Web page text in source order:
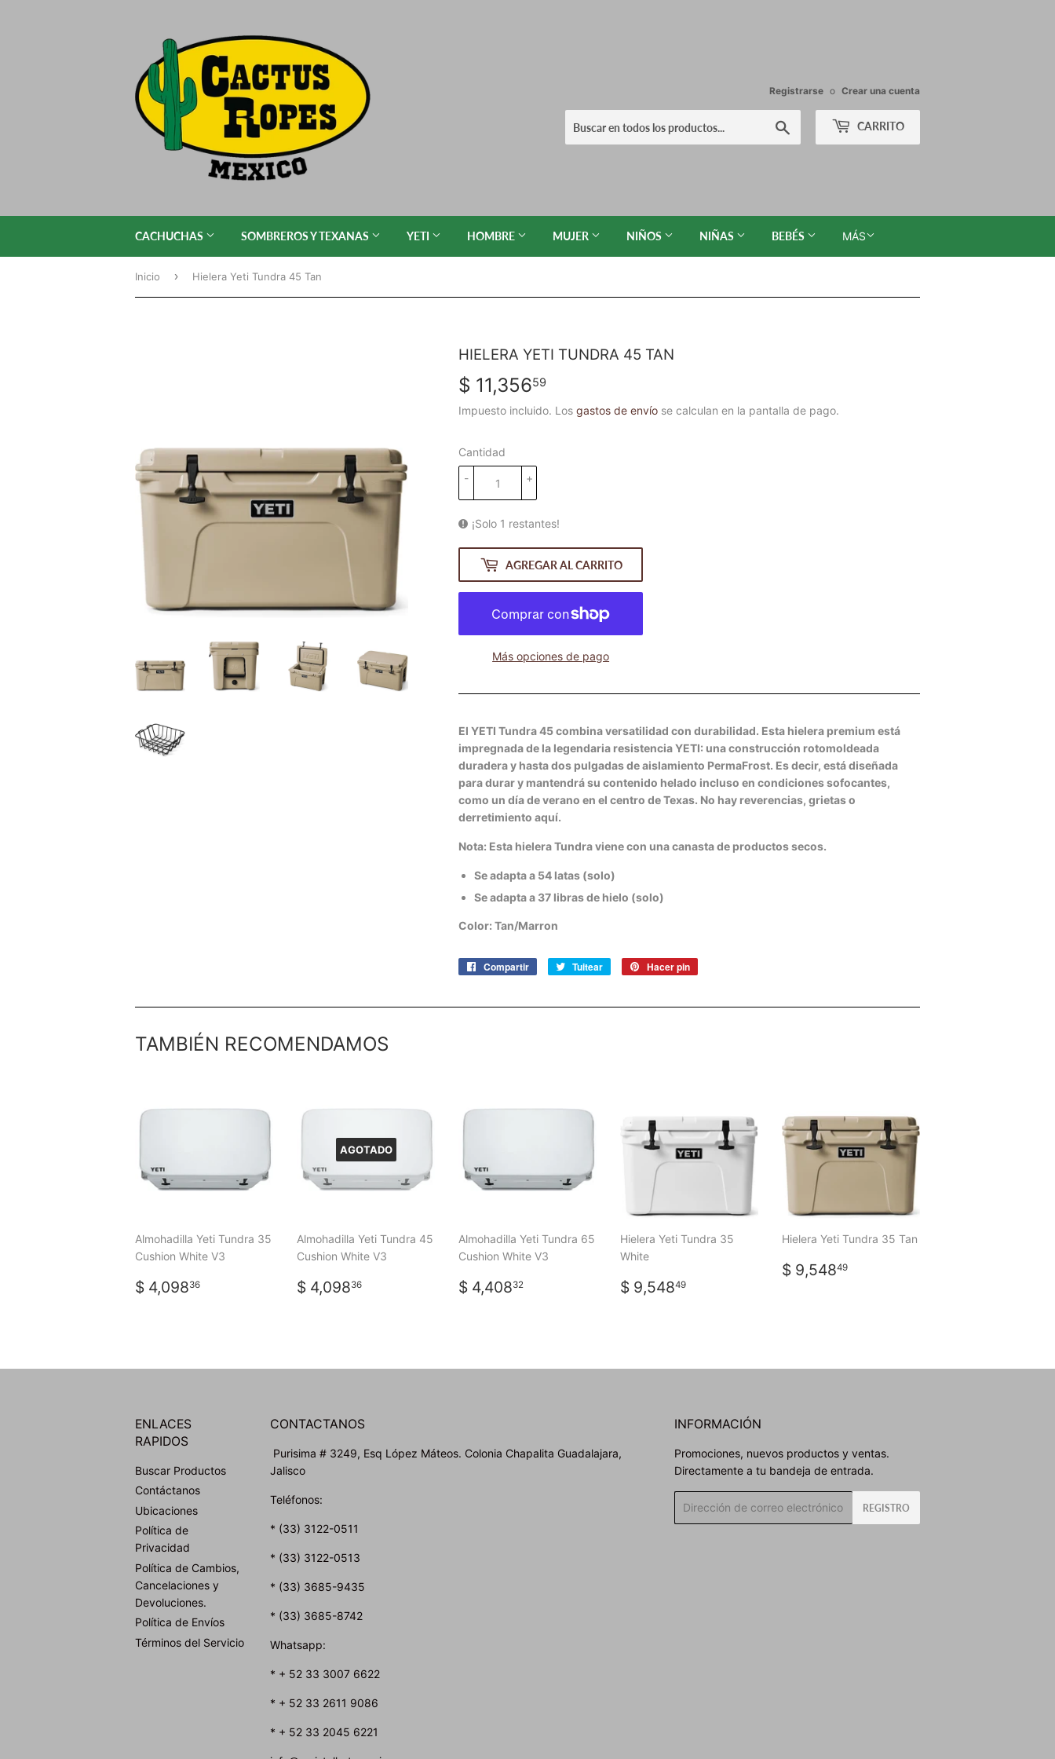
Registrarse o Crear una cuenta
CARRITO
CACHUCHAS SOMBREROS Y TEXANAS YETI HOMBRE MUJER NIÑOS NIÑAS BEBÉS MÁS
Inicio › Hielera Yeti Tundra 45 Tan
HIELERA YETI TUNDRA 45 TAN
$ 11,35659
11,356.59
Impuesto incluido. Los gastos de envío se calculan en la pantalla de pago.
Cantidad
+
-
¡Solo 1 restantes!
AGREGAR AL CARRITO
Más opciones de pago
El YETI Tundra 45 combina versatilidad con durabilidad. Esta hielera premium está
impregnada de la legendaria resistencia YETI: una construcción rotomoldeada
duradera y hasta dos pulgadas de aislamiento PermaFrost. Es decir, está diseñada
para durar y mantendrá su contenido helado incluso en condiciones sofocantes,
como un día de verano en el centro de Texas. No hay reverencias, grietas o
derretimiento aquí.
Nota: Esta hielera Tundra viene con una canasta de productos secos.
Se adapta a 54 latas (solo)
Se adapta a 37 libras de hielo (solo)
Color: Tan/Marron
Compartir
CompartirTuitear
Tuitear Hacer pin
TAMBIÉN RECOMENDAMOS
Almohadilla Yeti Tundra 35
Cushion White V3
PRECIO
HABITUAL
$ 4,09836
AGOTADO
Almohadilla Yeti Tundra 45
Cushion White V3
PRECIO
HABITUAL
$ 4,09836
Almohadilla Yeti Tundra 65
Cushion White V3
PRECIO
HABITUAL
$ 4,40832
Hielera Yeti Tundra 35
White
PRECIO
HABITUAL
$ 9,54849
Hielera Yeti Tundra 35 Tan
PRECIO
HABITUAL
$ 9,54849
ENLACES
RAPIDOS
Buscar Productos
Contáctanos
Ubicaciones
Política de
Privacidad
Política de Cambios,
Cancelaciones y
Devoluciones.
Política de Envíos
Términos del Servicio
CONTACTANOS
Purisima # 3249, Esq López Máteos. Colonia Chapalita Guadalajara,
Jalisco
Teléfonos:
* (33) 3122-0511
* (33) 3122-0513
* (33) 3685-9435
* (33) 3685-8742
Whatsapp:
* + 52 33 3007 6622
* + 52 33 2611 9086
* + 52 33 2045 6221
INFORMACIÓN
Promociones, nuevos productos y ventas.
Directamente a tu bandeja de entrada.
REGISTRO